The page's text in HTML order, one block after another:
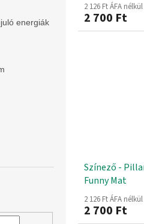
energiák
2 126 Ft ÁFA nélkül
2 700 Ft
Színező -
Funny Mat
2 126 Ft ÁFA nélkül
2 700 Ft